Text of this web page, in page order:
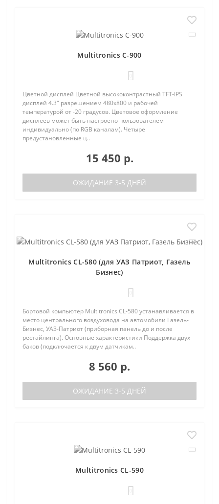
Multitronics C-900
Цветной дисплей Цветной высококонтрастный TFT-IPS
дисплей 4.3" разрешением 480х800 и рабочей
температурой от -20 градусов. Цветовое оформление
дисплеев может быть настроено пользователем
индивидуально (по RGB каналам). Четыре
предустановленные ц..
15 450 р.
ОЖИДАНИЕ 3-5 ДНЕЙ
Multitronics CL-580 (для УАЗ Патриот, Газель
Бизнес)
Бортовой компьютер Multitronics CL-580 устанавливается в
место центрального воздуховода на автомобили Газель-
Бизнес, УАЗ-Патриот (приборная панель до и после
рестайлинга). Основные характеристики Поддержка двух
баков (подключается к двум датчикам..
8 560 р.
ОЖИДАНИЕ 3-5 ДНЕЙ
Multitronics CL-590